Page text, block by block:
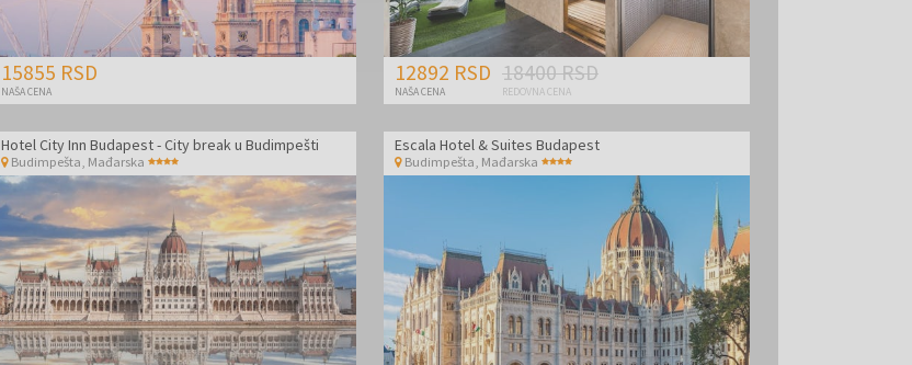
15855 RSD
NAŠA CENA
12892 RSD
NAŠA CENA
18400 RSD
REDOVNA CENA
Hotel City Inn Budapest - City break u Budimpešti
Budimpešta Mađarska
Escala Hotel & Suites Budapest
Budimpešta Mađarska